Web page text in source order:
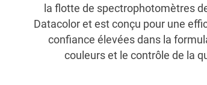
la flotte de spectrophotomètres
Datacolor et est conçu pour une
confiance élevées dans la
couleurs et le contrôle de la